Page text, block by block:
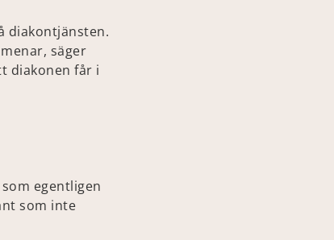
diakontjänsten.
säger
diakonen får i
egentligen
som inte